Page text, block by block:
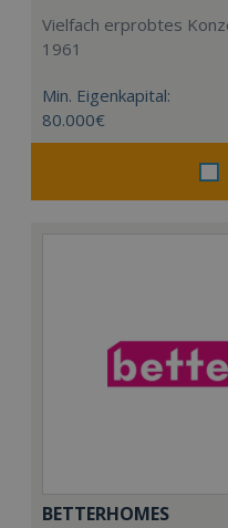
Vielfach erprobtes
1961
Min. Eigenkapital:
80.000€
BETTERHOMES